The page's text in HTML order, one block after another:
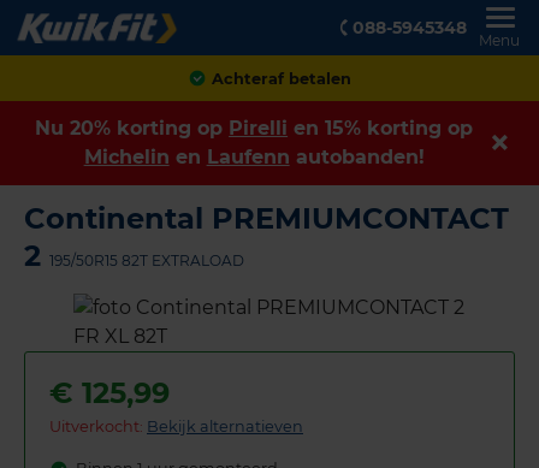
088-5945348
Menu
Achteraf betalen
Nu 20% korting op Pirelli en 15% korting op
Michelin en Laufenn autobanden!
Continental PREMIUMCONTACT
2 195/50R15 82T EXTRALOAD
€ 125,99
Uitverkocht: Bekijk alternatieven